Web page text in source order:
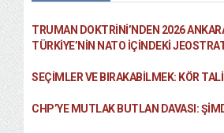
TRUMAN DOKTRINI’NDEN 2026
TÜRKIYE’NIN NATO İÇINDEKI
SEÇIMLER VE BIRAKABILMEK: KÖR
CHP’YE MUTLAK BUTLAN DAVASI: